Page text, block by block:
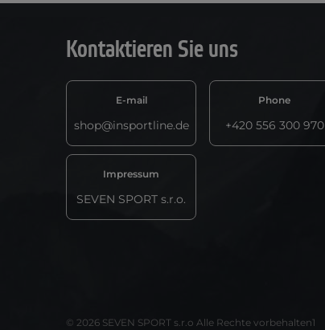
Kontaktieren Sie uns
E-mail
shop@insportline.de
Phone
+420 556 300 970
Impressum
SEVEN SPORT s.r.o.
© 2026 SEVEN SPORT s.r.o Alle Rechte vorbehalten1